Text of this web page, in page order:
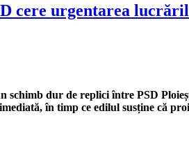
cere urgentarea
schimb dur de replici între PSD
în timp ce edilul susține că